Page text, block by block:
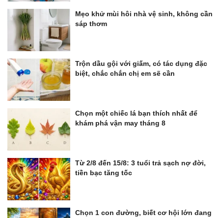
Mẹo khử mùi hôi nhà vệ sinh, không cần
sáp thơm
Trộn dầu gội với giấm, có tác dụng đặc
biệt, chắc chắn chị em sẽ cần
Chọn một chiếc lá bạn thích nhất để
khám phá vận may tháng 8
Từ 2/8 đến 15/8: 3 tuổi trả sạch nợ đời,
tiền bạc tăng tốc
Chọn 1 con đường, biết cơ hội lớn đang